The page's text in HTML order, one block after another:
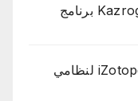
تحميل Kazrog Avalon EQ Bundle 1.0.0 برنامج
iZotope Nectar Advanced v4.1.0.1863 لنظامي